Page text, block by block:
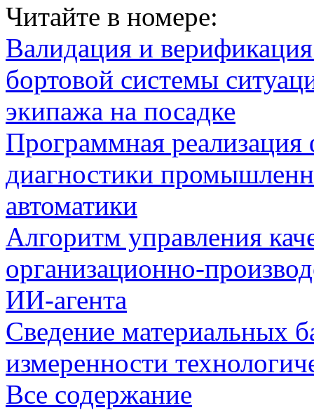
Читайте в номере:
Валидация и
бортовой системы
экипажа на посадке
Программная
диагностики
автоматики
Алгоритм управления
организационно-
ИИ-агента
Сведение материальных
измеренности
Все содержание